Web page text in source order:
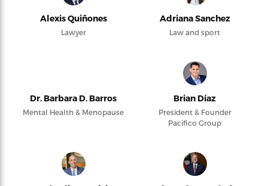
Alexis Quiñones
Lawyer
Adriana Sanchez
Law and sport
Dr. Barbara D. Barros
Mental Health & Menopause
Brian Díaz
President & Founder
Pacifico Group